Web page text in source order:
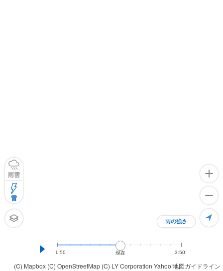
(C) Mapbox (C) OpenStreetMap (C) LY Corporation Yahoo!地図ガイドライン
雨の強さ
雨雲
雷
1:50 現在 3:50